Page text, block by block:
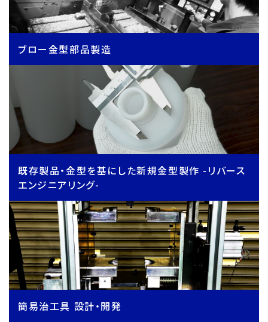
ブロー金型部品製造
既存製品・金型を基にした新規金型製作 -リバース
エンジニアリング-
簡易治工具 設計・開発